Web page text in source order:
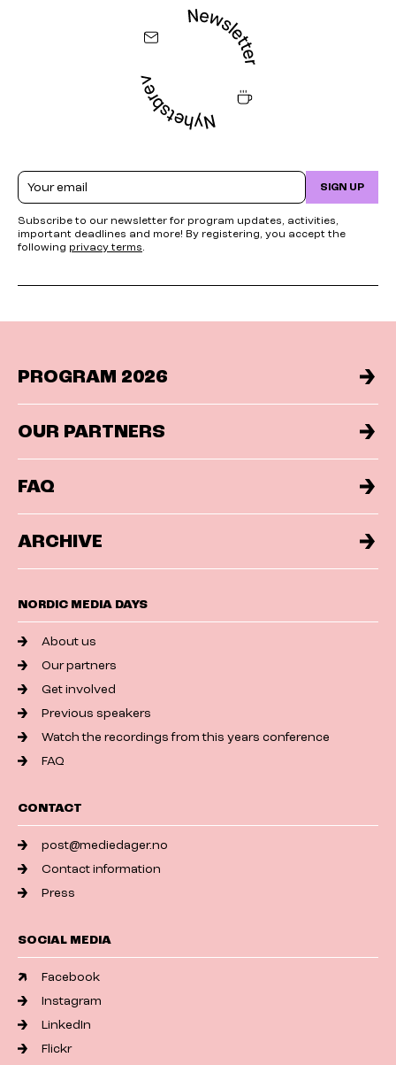
Email SIGN UP
Subscribe to our newsletter for program updates, activities,
important deadlines and more! By registering, you accept the
following privacy terms.
PROGRAM 2026
OUR PARTNERS
FAQ
ARCHIVE
NORDIC MEDIA DAYS
About us
Our partners
Get involved
Previous speakers
Watch the recordings from this years conference
FAQ
CONTACT
post@mediedager.no
Contact information
Press
SOCIAL MEDIA
Facebook
Instagram
LinkedIn
Flickr